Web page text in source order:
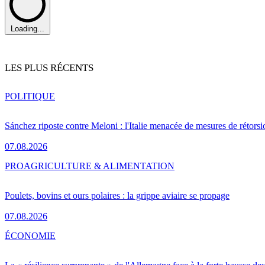
Loading...
LES PLUS RÉCENTS
Sánchez riposte contre Meloni : l'Italie menacée de mesures de
07.08.2026
POLITIQUE
Poulets, bovins et ours polaires : la grippe aviaire se propage
07.08.2026
PROAGRICULTURE & ALIMENTATION
ÉCONOMIE